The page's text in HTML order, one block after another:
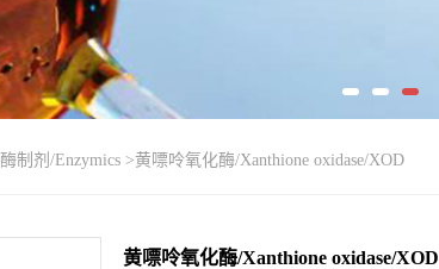
酶制剂/Enzymics >黄嘌呤氧化酶/Xanthione oxidase/XOD
黄嘌呤氧化酶/Xanthione oxidase/XOD